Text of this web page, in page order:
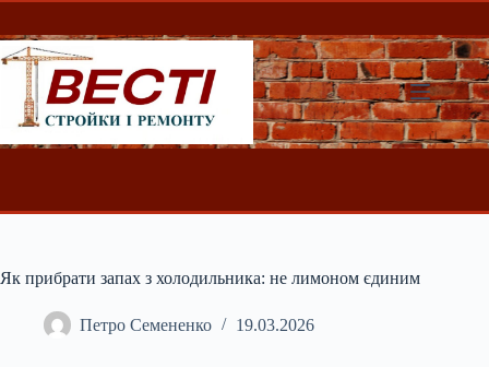
Перейти
вмісту
Як прибрати запах з холодильника: не лимоном єдиним
Петро Семененко 19.03.2026